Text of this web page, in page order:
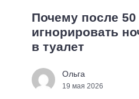
Почему после 50
игнорировать
в туалет
Ольга
19 мая 2026